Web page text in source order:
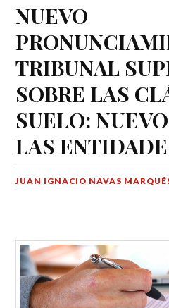
NUEVO
TRIBUNAL
SOBRE LAS
SUELO:
LAS
JUAN IGNACIO NAVAS